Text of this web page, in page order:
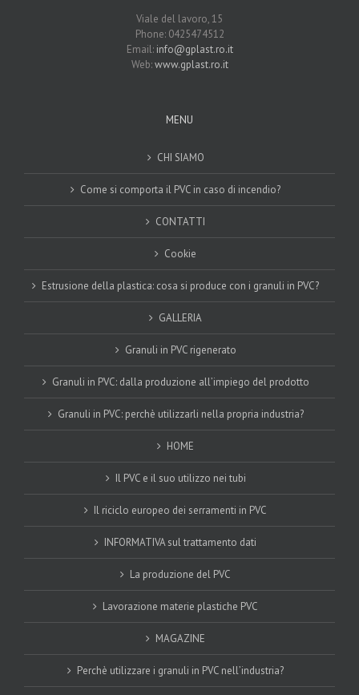
Viale del lavoro, 15
Phone: 0425474512
Email: info@gplast.ro.it
Web:www.gplast.ro.it
MENU
CHI SIAMO
Come si comporta il PVC in caso di incendio?
CONTATTI
Cookie
Estrusione della plastica: cosa si produce con i granuli in PVC?
GALLERIA
Granuli in PVC rigenerato
Granuli in PVC: dalla produzione all’impiego del prodotto
Granuli in PVC: perchè utilizzarli nella propria industria?
HOME
Il PVC e il suo utilizzo nei tubi
Il riciclo europeo dei serramenti in PVC
INFORMATIVA sul trattamento dati
La produzione del PVC
Lavorazione materie plastiche PVC
MAGAZINE
Perchè utilizzare i granuli in PVC nell’industria?